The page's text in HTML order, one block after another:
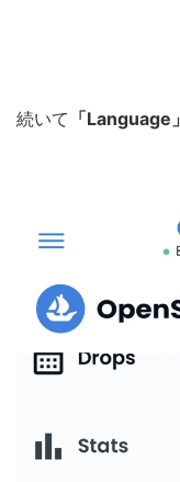
続いて 「Language」